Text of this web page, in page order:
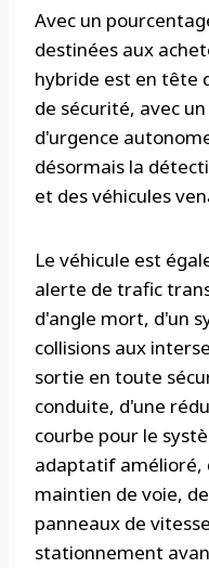
Avec un
destinées aux
hybride est en tête
de sécurité, avec
d'urgence
désormais la
et des véhicules
Le véhicule est
alerte de trafic
d'angle mort, d'un
collisions aux
sortie en toute
conduite, d'une
courbe pour le
adaptatif amélioré,
maintien de voie,
panneaux de
stationnement